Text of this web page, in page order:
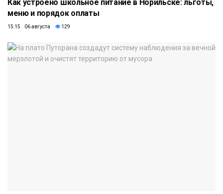
Как устроено школьное питание в Норильске: льготы,
меню и порядок оплаты
15:15 06 августа 129